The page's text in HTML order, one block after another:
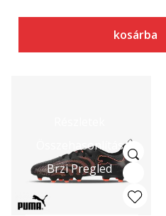
kosárba
Összehasonlítás
Brzi Pregled